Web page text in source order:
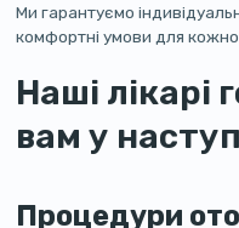
Ми гарантуємо
комфортні умови для
Наші лікарі
вам у
Процедури